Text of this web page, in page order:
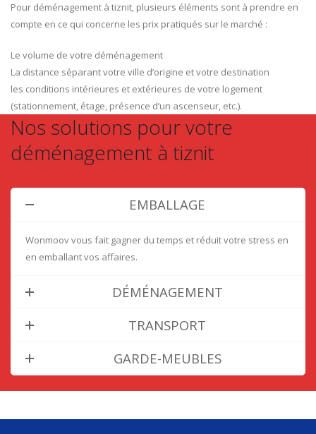
Pour déménagement à tiznit, plusieurs éléments sont à prendre en
compte en ce qui concerne les prix pratiqués sur le marché :
Le volume de votre déménagement
La distance séparant votre ville d’origine et votre destination
les conditions intérieures et extérieures de votre logement
(stationnement, étage, présence d’un ascenseur, etc.).
Nos solutions pour votre
déménagement à tiznit
EMBALLAGE
Wonmoov vous fait gagner du temps et réduit votre stress en
en emballant vos affaires.
DÉMÉNAGEMENT
TRANSPORT
GARDE-MEUBLES